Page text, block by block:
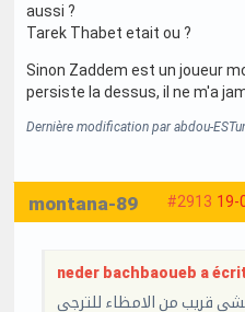
aussi ?
Tarek Thabet etait ou ?
Sinon Zaddem est un joueur
persiste la dessus, il ne m'a
Dernière modification par abdou-
#2913 19-
montana-89
neder bachbaoueb a
قريب من الامظاء للترجي